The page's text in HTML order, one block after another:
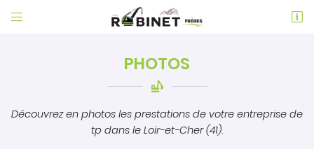
 
PHOTOS
Découvrez en photos les prestations de votre entreprise de
tp dans le Loir-et-Cher (41).